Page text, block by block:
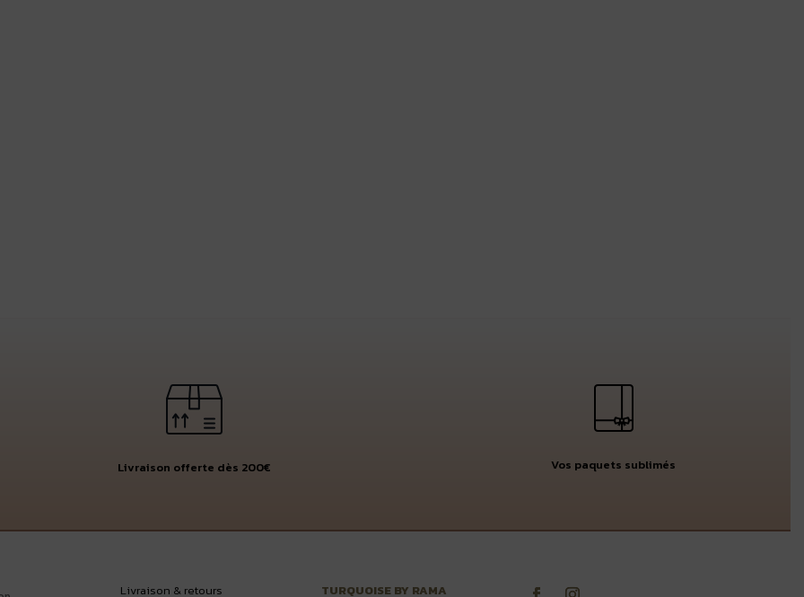
Livraison offerte dès 200€ Vos paquets sublimés
Livraison & retours TURQUOISE BY RAMA